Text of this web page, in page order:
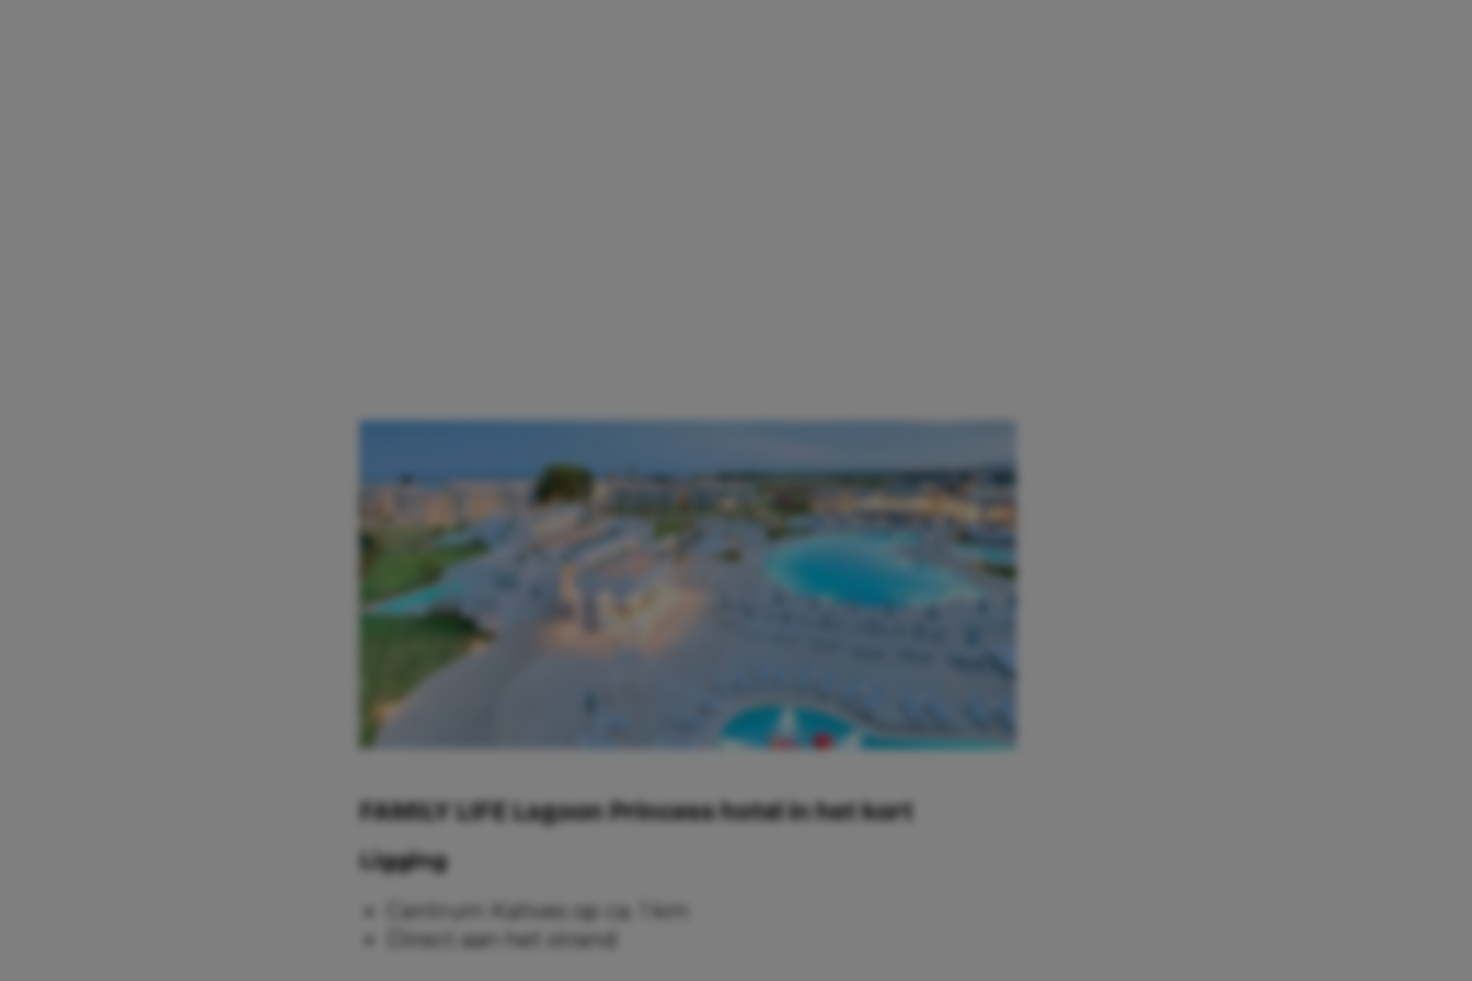
FAMILY LIFE Lagoon Princess hotel in het kort
Ligging
Centrum Kalives op ca. 1 km
Direct aan het strand